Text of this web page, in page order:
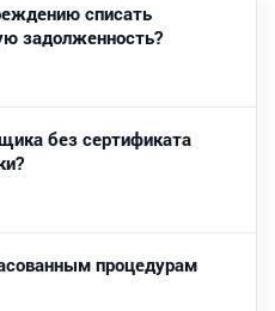
списать
задолженность?
без сертификата
процедурам